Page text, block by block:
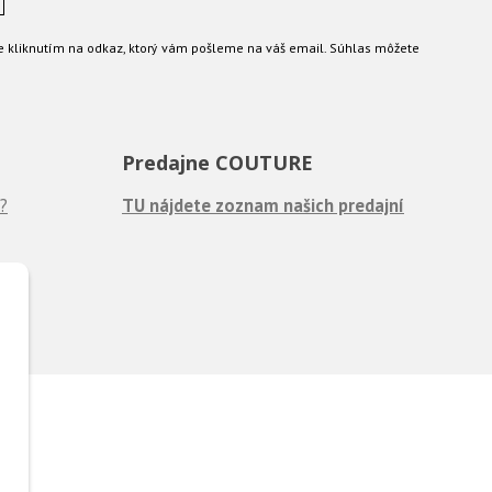
na odkaz, ktorý vám pošleme na váš email. Súhlas môžete
Predajne COUTURE
TU nájdete zoznam našich predajní